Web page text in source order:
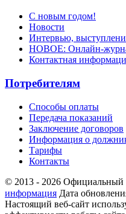
С новым годом!
Новости
Интервью,
НОВОЕ: Онлайн-
Контактная
Потребителям
Способы оплаты
Передача показаний
Заключение договоров
Информация о
Тарифы
Контакты
© 2013 - 2026
информация Дата
Настоящий веб-сайт